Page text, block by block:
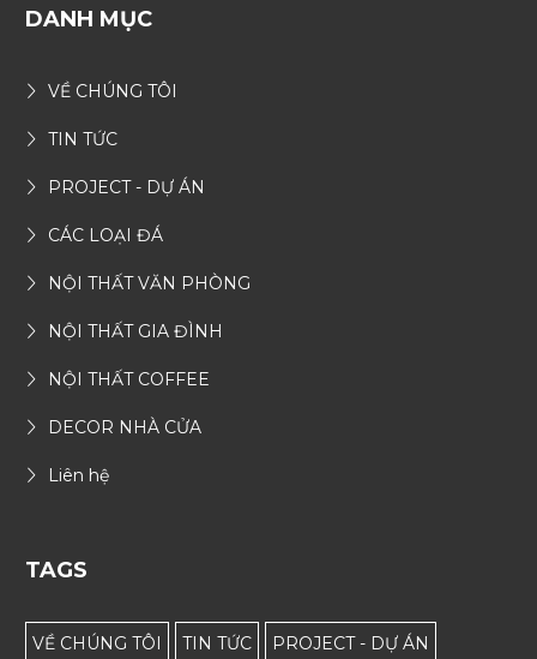
DANH MỤC
VỀ CHÚNG TÔI
TIN TỨC
PROJECT - DỰ ÁN
CÁC LOẠI ĐÁ
NỘI THẤT VĂN PHÒNG
NỘI THẤT GIA ĐÌNH
NỘI THẤT COFFEE
DECOR NHÀ CỬA
Liên hệ
TAGS
VỀ CHÚNG TÔI TIN TỨC PROJECT - DỰ ÁN